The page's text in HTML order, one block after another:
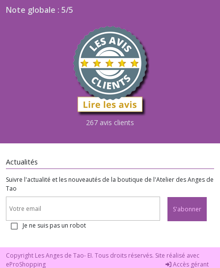
Note globale : 5/5
267 avis clients
Actualités
Suivre l'actualité et les nouveautés de la boutique de l'Atelier des Anges de
Tao
S'abonner
Je ne suis pas un robot
Copyright Les Anges de Tao- EI. Tous droits réservés. Site réalisé avec
eProShopping
Accès gérant